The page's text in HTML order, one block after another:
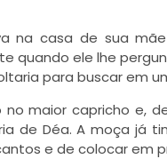
na casa de sua
quando ele lhe
para buscar em
maior capricho e,
de Déa. A moça já
e de colocar em